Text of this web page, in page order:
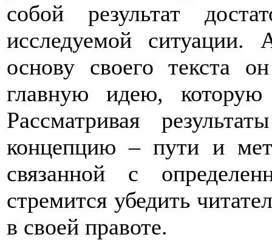
собой результат
исследуемой
основу своего текста
главную идею,
Рассматривая
концепцию – пути и
связанной с
стремится убедить
в своей правоте.